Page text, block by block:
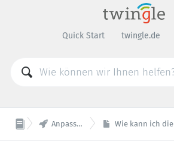
Quick Start twingle.de
 Anpassungen am Widget Wie kann ich die Reihenfolge der